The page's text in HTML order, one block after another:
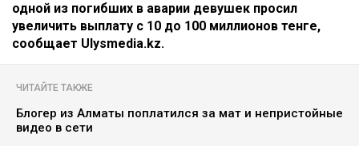
одной из погибших в аварии девушек просил
увеличить выплату с 10 до 100 миллионов тенге,
сообщает Ulysmedia.kz.
ЧИТАЙТЕ ТАКЖЕ
Блогер из Алматы поплатился за мат и непристойные
видео в сети